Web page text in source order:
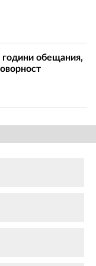
обещания,